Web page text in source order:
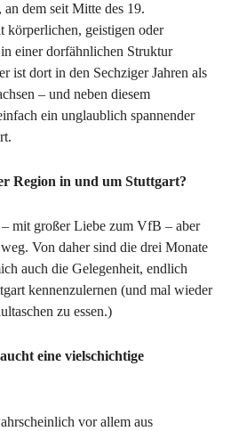
dem seit Mitte des 19.
körperlichen, geistigen oder
einer dorfähnlichen Struktur
ist dort in den Sechziger Jahren als
– und neben diesem
ein unglaublich spannender
Region in und um Stuttgart?
mit großer Liebe zum VfB – aber
Von daher sind die drei Monate
auch die Gelegenheit, endlich
kennenzulernen (und mal wieder
zu essen.)
eine vielschichtige
vor allem aus